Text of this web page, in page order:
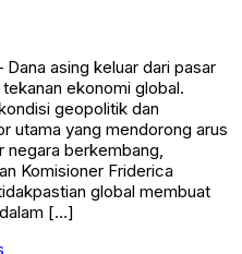
asing keluar dari pasar
ekonomi global.
geopolitik dan
utama yang mendorong arus
negara berkembang,
Komisioner Friderica
global membuat
[…]